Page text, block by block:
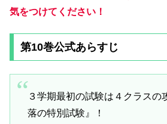
気をつけてください！
第10巻公式あらすじ
３学期最初の試験は４クラスの
落の特別試験』！